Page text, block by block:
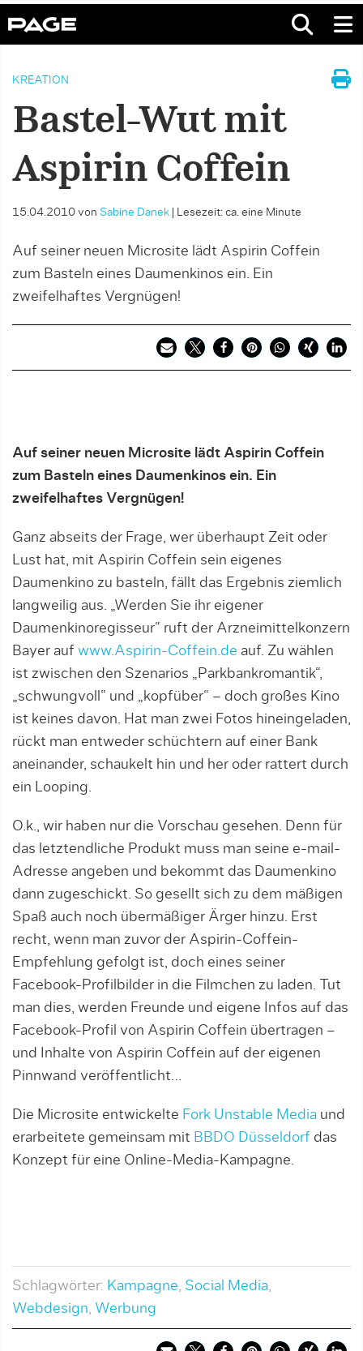
KREATION
Bastel-Wut mit
Aspirin Coffein
15.04.2010 von Sabine Danek Lesezeit: ca. eine Minute
Auf seiner neuen Microsite lädt Aspirin Coffein
zum Basteln eines Daumenkinos ein. Ein
zweifelhaftes Vergnügen!
Auf seiner neuen Microsite lädt Aspirin Coffein
zum Basteln eines Daumenkinos ein. Ein
zweifelhaftes Vergnügen!
Ganz abseits der Frage, wer überhaupt Zeit oder
Lust hat, mit Aspirin Coffein sein eigenes
Daumenkino zu basteln, fällt das Ergebnis ziemlich
langweilig aus. „Werden Sie ihr eigener
Daumenkinoregisseur“ ruft der Arzneimittelkonzern
Bayer auf www.Aspirin-Coffein.de auf. Zu wählen
ist zwischen den Szenarios „Parkbankromantik“,
„schwungvoll“ und „kopfüber“ – doch großes Kino
ist keines davon. Hat man zwei Fotos hineingeladen,
rückt man entweder schüchtern auf einer Bank
aneinander, schaukelt hin und her oder rattert durch
ein Looping.
O.k., wir haben nur die Vorschau gesehen. Denn für
das letztendliche Produkt muss man seine e-mail-
Adresse angeben und bekommt das Daumenkino
dann zugeschickt. So gesellt sich zu dem mäßigen
Spaß auch noch übermäßiger Ärger hinzu. Erst
recht, wenn man zuvor der Aspirin-Coffein-
Empfehlung gefolgt ist, doch eines seiner
Facebook-Profilbilder in die Filmchen zu laden. Tut
man dies, werden Freunde und eigene Infos auf das
Facebook-Profil von Aspirin Coffein übertragen –
und Inhalte von Aspirin Coffein auf der eigenen
Pinnwand veröffentlicht…
Die Microsite entwickelte Fork Unstable Media und
erarbeitete gemeinsam mit BBDO Düsseldorf das
Konzept für eine Online-Media-Kampagne.
Schlagwörter: Kampagne, Social Media,
Webdesign, Werbung